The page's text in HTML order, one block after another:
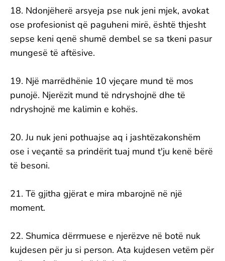
18. Ndonjëherë arsyeja pse nuk jeni mjek, avokat
ose profesionist që paguheni mirë, është thjesht
sepse keni qenë shumë dembel se sa tkeni pasur
mungesë të aftësive.
19. Një marrëdhënie 10 vjeçare mund të mos
punojë. Njerëzit mund të ndryshojnë dhe të
ndryshojnë me kalimin e kohës.
20. Ju nuk jeni pothuajse aq i jashtëzakonshëm
ose i veçantë sa prindërit tuaj mund t'ju kenë bërë
të besoni.
21. Të gjitha gjërat e mira mbarojnë në një
moment.
22. Shumica dërrmuese e njerëzve në botë nuk
kujdesen për ju si person. Ata kujdesen vetëm për